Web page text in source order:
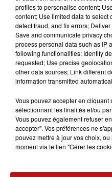
profiles to personalise content;
content; Use limited data to select
detect fraud, and fix errors;
Save and communicate privacy
process personal data such as IP
following functionalities: Identify
requested; Use precise
other data sources; Link different
information transmitted
Vous pouvez accepter en cliquant
sélectionnant les finalités et/ou
Vous pouvez également refuser
accepter". Vos préférences ne
pouvez mettre à jour vos choix,
moment via le lien "Gérer les